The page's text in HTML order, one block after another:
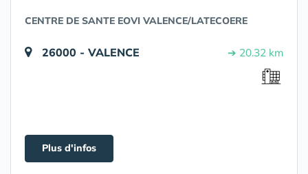
CENTRE DE SANTE EOVI VALENCE/LATECOERE
26000 - VALENCE ➔ 20.32 km
Plus d'infos